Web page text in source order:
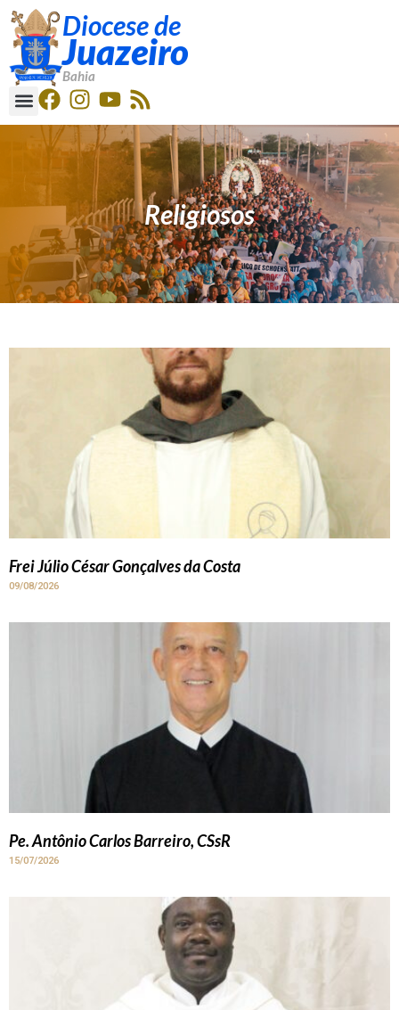
Diocese de
Juazeiro
Bahia
Religiosos
Frei Júlio César Gonçalves da Costa
09/08/2026
Pe. Antônio Carlos Barreiro, CSsR
15/07/2026